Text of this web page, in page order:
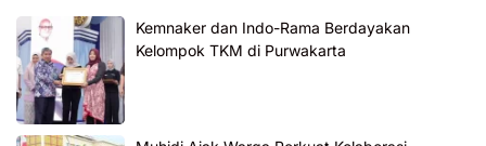
Kemnaker dan Indo-Rama Berdayakan
Kelompok TKM di Purwakarta